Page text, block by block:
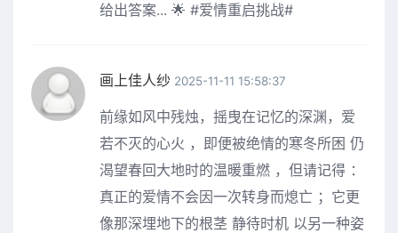
给出答案... 🌟 #爱情重启挑战#
画上佳人纱2025-11-11 15:58:37
前缘如风中残烛，摇曳在记忆的深渊，爱
若不灭的心火 ，即便被绝情的寒冬所困 仍
渴望春回大地时的温暖重燃 ，但请记得 ：
真正的爱情不会因一次转身而熄亡 ；它更
像那深埋地下的根茎 静待时机 以另一种姿